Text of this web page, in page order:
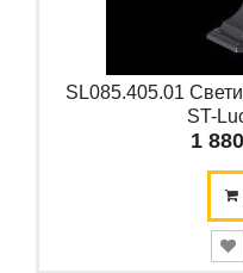
SL085.405.01
ST-
1